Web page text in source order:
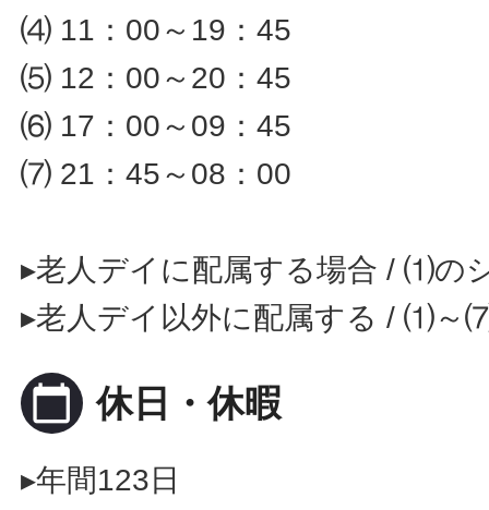
⑷ 11：00～19：45
⑸ 12：00～20：45
⑹ 17：00～09：45
⑺ 21：45～08：00
▸老人デイに配属する場合 / ⑴の
▸老人デイ以外に配属する / ⑴～
calendar_today 休日・休暇
▸年間123日